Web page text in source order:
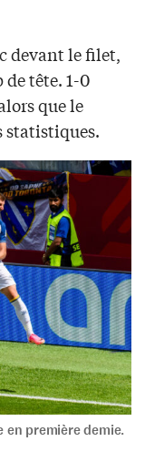
devant le filet,
tête. 1-0
que le
statistiques.
en première demie.